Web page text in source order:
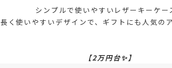
シンプルで使いやすいレザーキーケー
長く使いやすいデザインで、ギフトにも人気の
【2万円台✨】